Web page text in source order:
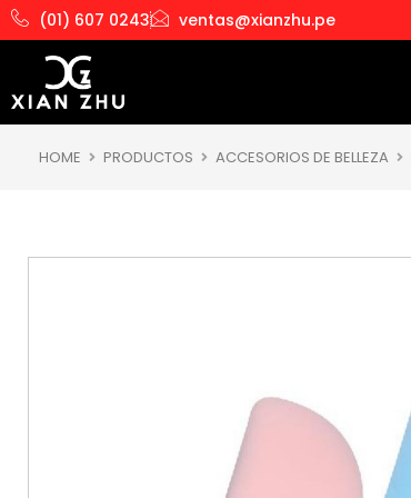
al
contenido
(01) 607 0243 ventas@xianzhu.pe
HOME PRODUCTOS ACCESORIOS DE BELLEZA